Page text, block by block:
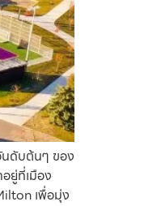
ดับต้นๆ ของ
ยู่ที่เมือง
เพื่อมุ่ง